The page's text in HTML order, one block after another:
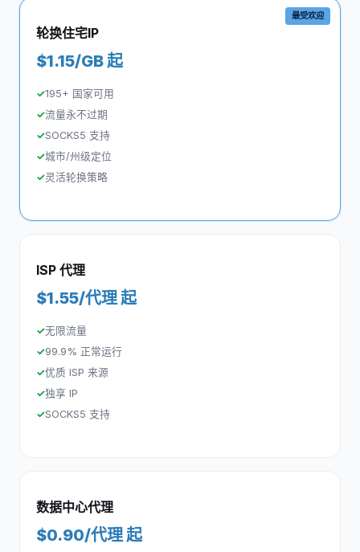
最受欢迎
轮换住宅IP
$1.15/GB 起
195+ 国家可用
流量永不过期
SOCKS5 支持
城市/州级定位
灵活轮换策略
ISP 代理
$1.55/代理 起
无限流量
99.9% 正常运行
优质 ISP 来源
独享 IP
SOCKS5 支持
数据中心代理
$0.90/代理 起